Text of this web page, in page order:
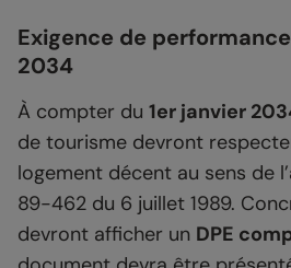
Exigence de
2034
À compter du 1er janvier
de tourisme devront
logement décent au sens de
89-462 du 6 juillet 1989.
devront afficher un DPE